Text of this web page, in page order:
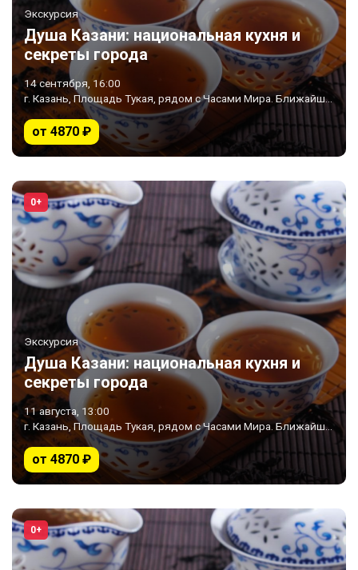
Экскурсия
Душа Казани: национальная кухня и
секреты города
14 сентября, 16:00
г. Казань, Площадь Тукая, рядом с Часами Мира. Ближайшее метро «Площадь Тукая»
от 4870 ₽
0+
Экскурсия
Душа Казани: национальная кухня и
секреты города
11 августа, 13:00
г. Казань, Площадь Тукая, рядом с Часами Мира. Ближайшее метро «Площадь Тукая»
от 4870 ₽
0+